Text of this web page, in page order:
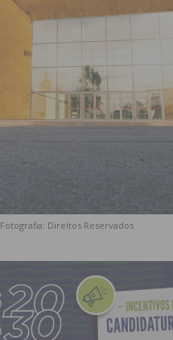
Fotografia: Direitos Reservados